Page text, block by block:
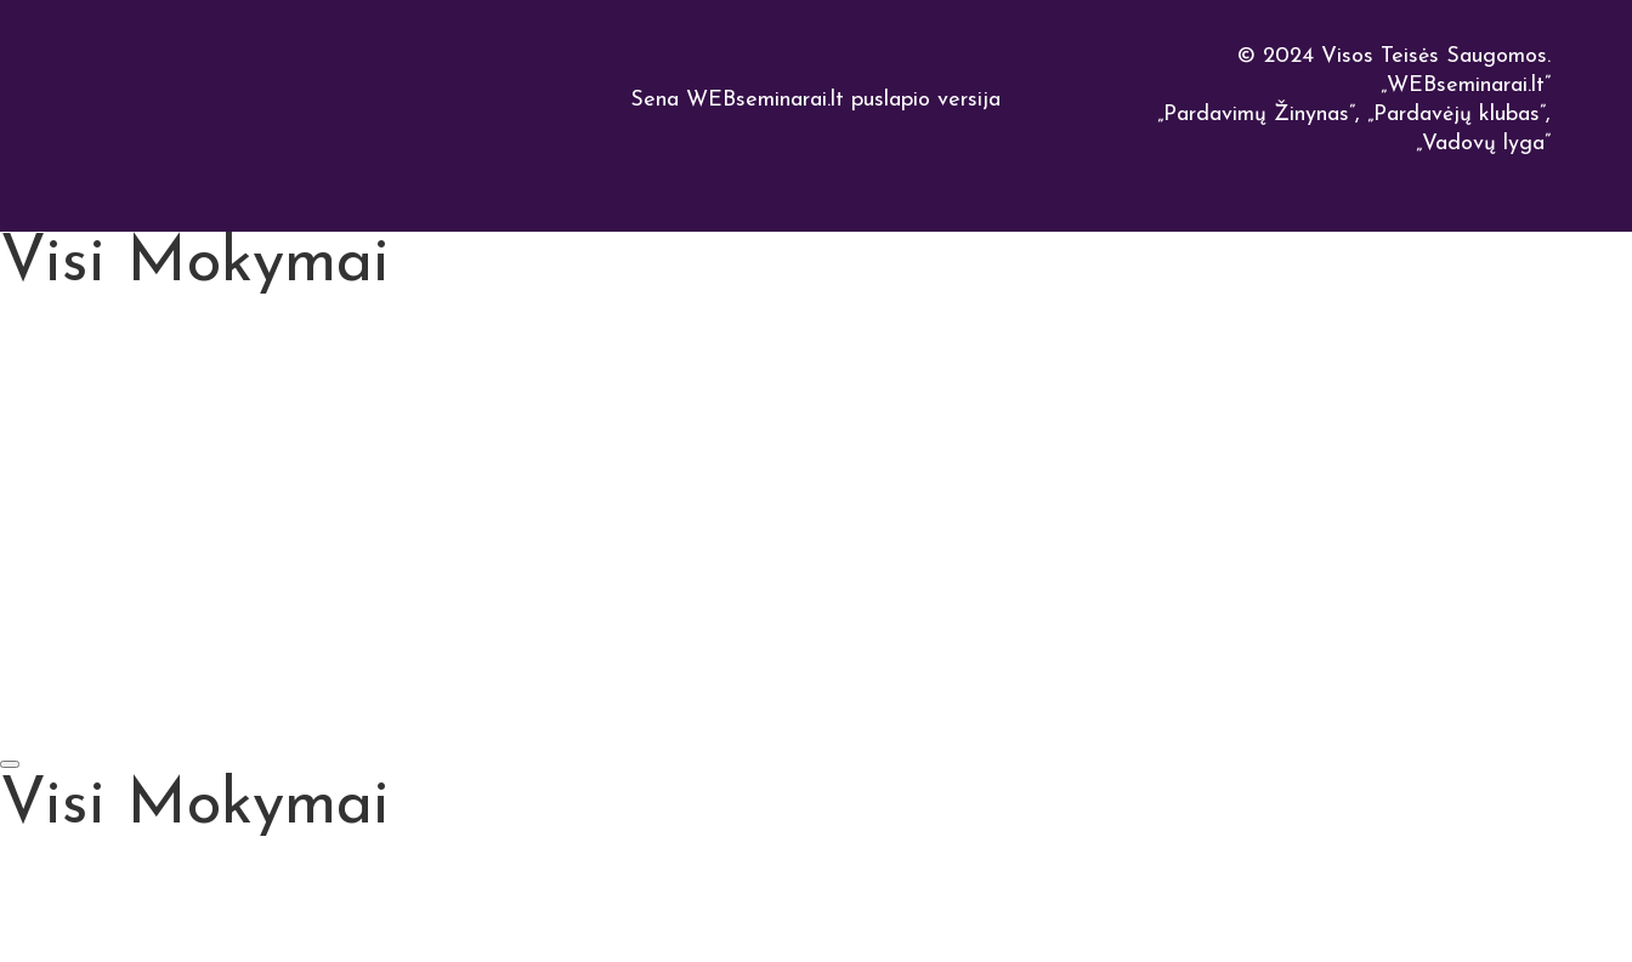
Sena WEBseminarai.lt puslapio versija
© 2024 Visos Teisės Saugomos.
„WEBseminarai.lt”
„Pardavimų Žinynas”, „Pardavėjų klubas”,
„Vadovų lyga”
Visi Mokymai
Visi Mokymai